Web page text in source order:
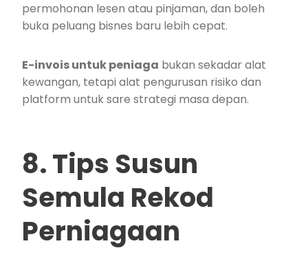
permohonan lesen atau pinjaman, dan boleh
buka peluang bisnes baru lebih cepat.
E-invois untuk peniaga bukan sekadar alat
kewangan, tetapi alat pengurusan risiko dan
platform untuk sare strategi masa depan.
8. Tips Susun
Semula Rekod
Perniagaan